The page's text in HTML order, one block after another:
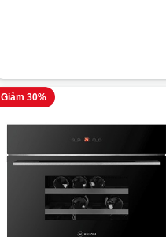
Giảm 30%